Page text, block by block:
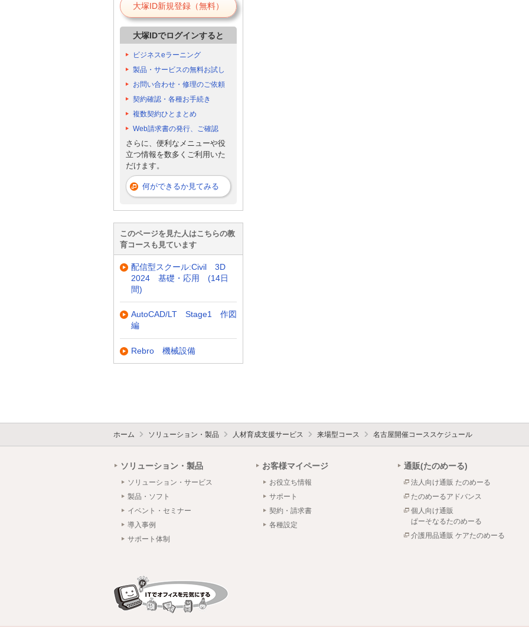
大塚ID新規登録（無料）
大塚IDでログインすると
ビジネスeラーニング
製品・サービスの無料お試し
お問い合わせ・修理のご依頼
契約確認・各種お手続き
複数契約ひとまとめ
Web請求書の発行、ご確認
さらに、便利なメニューや役
立つ情報を数多くご利用いた
だけます。
何ができるか見てみる
このページを見た人はこちらの教
育コースも見ています
配信型スクール:Civil 3D
2024 基礎・応用 (14日
間)
AutoCAD/LT Stage1 作図
編
Rebro 機械設備
ホーム ソリューション・製品 人材育成支援サービス 来場型コース 名古屋開催コーススケジュール
ソリューション・製品
ソリューション・サービス
製品・ソフト
イベント・セミナー
導入事例
サポート体制
お客様マイページ
お役立ち情報
サポート
契約・請求書
各種設定
通販(たのめーる)
法人向け通販 たのめーる
たのめーるアドバンス
個人向け通販
ぱーそなるたのめーる
介護用品通販 ケアたのめーる